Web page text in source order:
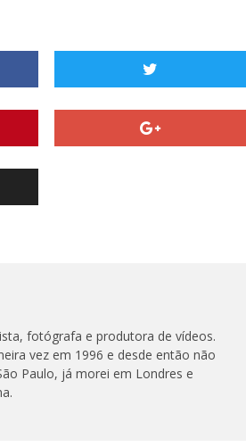
fotógrafa e produtora de vídeos.
vez em 1996 e desde então não
Paulo, já morei em Londres e